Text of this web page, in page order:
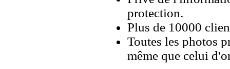
protection.
Plus de 10000
Toutes les photos
même que celui